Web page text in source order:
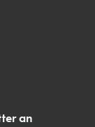
an